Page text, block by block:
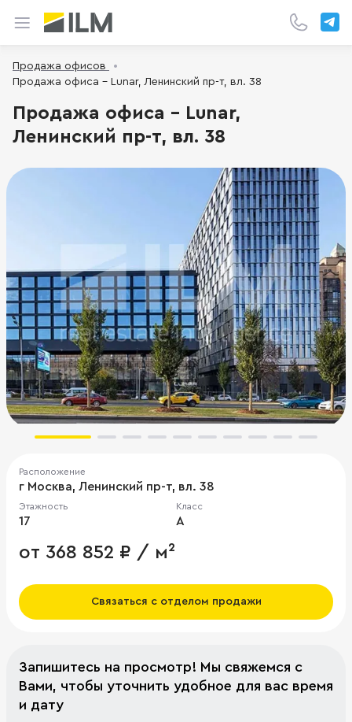
Продажа офисов
Продажа офиса - Lunar, Ленинский пр-т, вл. 38
Продажа офиса - Lunar,
Ленинский пр-т, вл. 38
Расположение
г Москва, Ленинский пр-т, вл. 38
Этажность
17
Класс
A
от 368 852 ₽ / м²
Связаться с отделом продажи
Запишитесь на просмотр! Мы свяжемся с
Вами, чтобы уточнить удобное для вас время
и дату